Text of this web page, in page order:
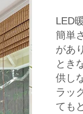
LED
簡単
があ
とき
供し
ラッ
ても